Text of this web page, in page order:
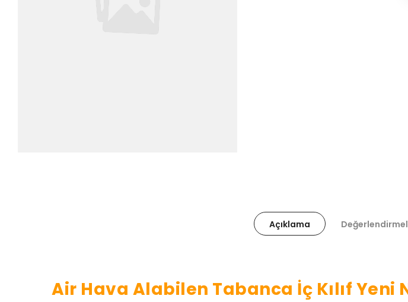
Açıklama
Air Hava Alabilen Tabanca İç Kılıf